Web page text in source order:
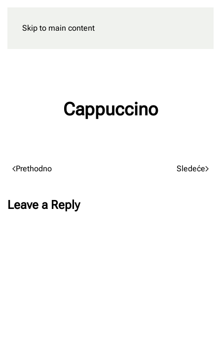
Skip to main content
Cappuccino
Prethodno Sledeće
Leave a Reply